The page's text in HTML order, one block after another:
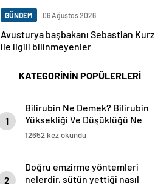
GÜNDEM 06 Ağustos 2026
Avusturya başbakanı Sebastian Kurz
ile ilgili bilinmeyenler
KATEGORİNİN POPÜLERLERİ
1
Bilirubin Ne Demek? Bilirubin
Yüksekliği Ve Düşüklüğü Ne
Anlama Gelir?
12652 kez okundu
2
Doğru emzirme yöntemleri
nelerdir, sütün yettiği nasıl